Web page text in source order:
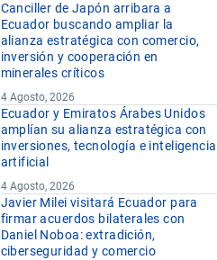
Canciller de Japón arribara a
Ecuador buscando ampliar la
alianza estratégica con comercio,
inversión y cooperación en
minerales críticos
4 Agosto, 2026
Ecuador y Emiratos Árabes Unidos
amplían su alianza estratégica con
inversiones, tecnología e inteligencia
artificial
4 Agosto, 2026
Javier Milei visitará Ecuador para
firmar acuerdos bilaterales con
Daniel Noboa: extradición,
ciberseguridad y comercio